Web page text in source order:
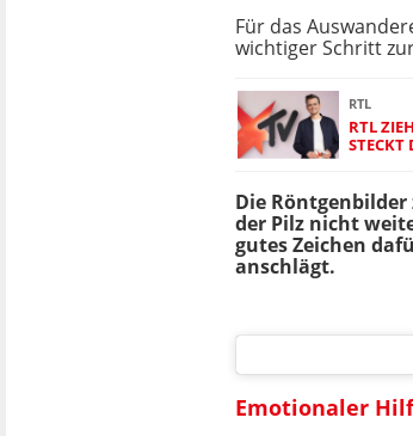
Für das
wichtiger Schritt
RTL
RTL
STECKT
Die
der Pilz nicht
gutes Zeichen
anschlägt.
Emotionaler